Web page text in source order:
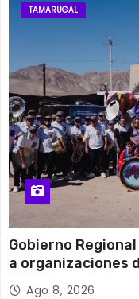
TAMARUGAL
Gobierno
a organizaciones
Tarapacá
Ago 8, 2026